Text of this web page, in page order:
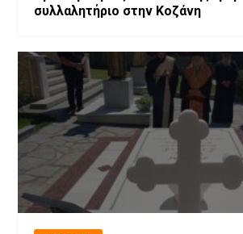
συλλαλητήριο στην Κοζάνη